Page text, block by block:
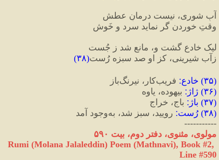
آبِ شوری، نیست در‌مانِ عطش
وقتِ خوردن گر نماید سرد و خَوش
لیک خادع گشت و، مانع شد ز جُست
ز‌آب شیرینی، کز او صد سبزه رُست
(۳۸)
(۳۵) خادع: فریب‌کار، نیرنگ‌باز
(۳۶) ژاژ : بيهوده، ياوه
(۳۷) باژ : باج، خراج
(۳۸) رُست: رویید، سبز شد، به‌وجود آمد
-----------
مولوی، مثنوی، دفتر دوم، بیت ۵۹۰
Rumi (Molana Jalaleddin) Poem (Mathnavi), Book #2,
Line #590